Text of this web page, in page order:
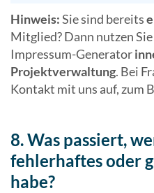
Hinweis:Sie sind bereits
Mitglied? Dann nutzen
Impressum-Generator
Projektverwaltung. Bei
Kontakt mit uns auf, zum
8. Was passiert,
fehlerhaftes oder
habe?